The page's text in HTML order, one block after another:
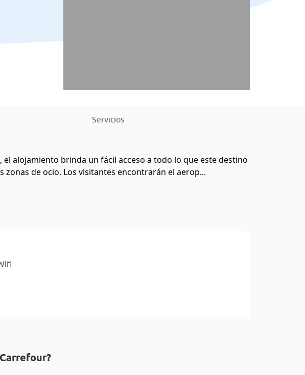
Servicios
alojamiento brinda un fácil acceso a todo lo que este destino
de ocio. Los visitantes encontrarán el aerop...